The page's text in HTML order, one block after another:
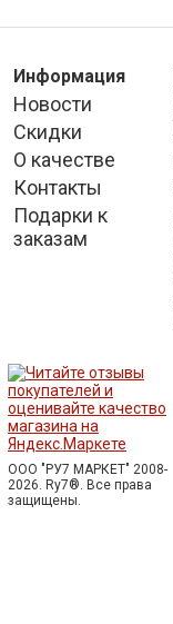
Информация
Новости
Скидки
О качестве
Контакты
Подарки к
заказам
ООО "РУ7 МАРКЕТ" 2008-
2026. Ry7®. Все права
защищены.